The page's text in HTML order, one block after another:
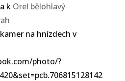
k Orel bělohlavý
na hnízdech v
photo/?